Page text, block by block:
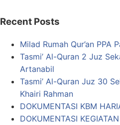
Recent Posts
Milad Rumah Qur’an PPA
Tasmi’ Al-Quran 2 Juz
Artanabil
Tasmi’ Al-Quran Juz 30
Khairi Rahman
DOKUMENTASI KBM
DOKUMENTASI